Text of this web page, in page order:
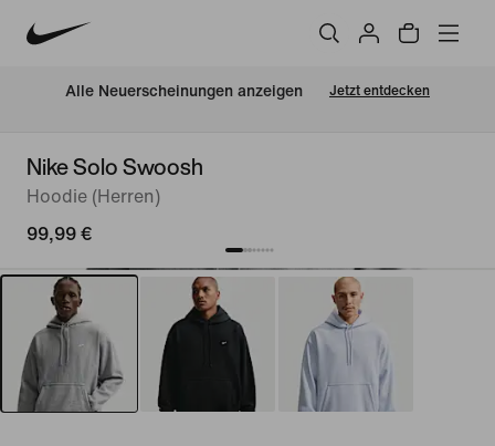
Alle Neuerscheinungen anzeigen Jetzt entdecken
Nike Solo Swoosh
Hoodie (Herren)
99,99 €